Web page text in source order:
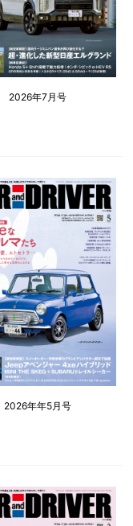
2026年7月号
2026年年5月号